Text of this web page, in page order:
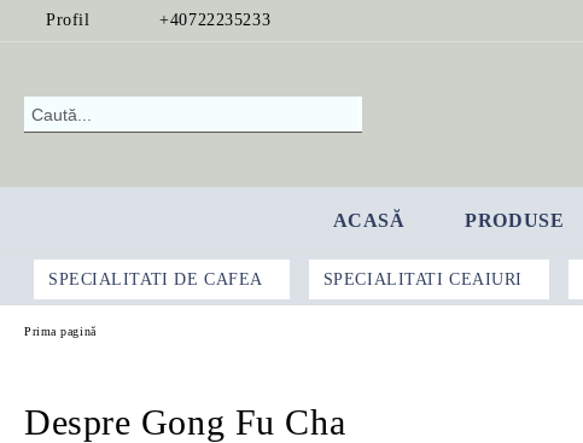
Profil +40722235233
ACASĂ PRODUSE
SPECIALITATI DE CAFEA SPECIALITATI CEAIURI
Prima pagină
Despre Gong Fu Cha